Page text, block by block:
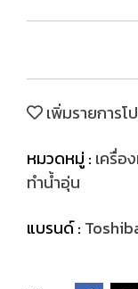
เพิ่มรายการโ
หมวดหมู่ : เครื่อ
ทำน้ำอุ่น
แบรนด์ :